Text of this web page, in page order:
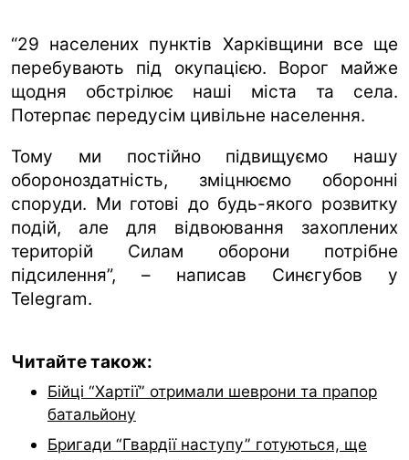
“29 населених пунктів Харківщини все ще
перебувають під окупацією. Ворог майже
щодня обстрілює наші міста та села.
Потерпає передусім цивільне населення.
Тому ми постійно підвищуємо нашу
обороноздатність, зміцнюємо оборонні
споруди. Ми готові до будь-якого розвитку
подій, але для відвоювання захоплених
територій Силам оборони потрібне
підсилення”, – написав Синєгубов у
Telegram.
Читайте також:
Бійці “Хартії” отримали шеврони та прапор
батальйону
Бригади “Гвардії наступу” готуються, ще